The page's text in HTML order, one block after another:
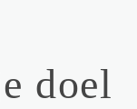
doel